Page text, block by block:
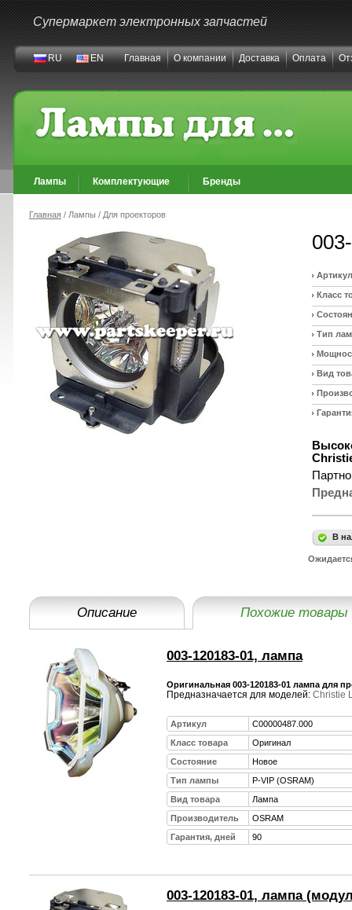
Супермаркет электронных запчастей
RU EN Главная О компании Доставка Оплата
Лампы Комплектующие Бренды
Главная / Лампы / Для проекторов
Класс
Тип
Вид
В
Описание Похожие товары
003-120183-01, лампа
Оригинальная 003-120183-01 лампа для
Предназначается для моделей: Christie
Артикул
C00000487.000
Класс товара
Оригинал
Состояние
Новое
Тип лампы
P-VIP (OSRAM)
Вид товара
Лампа
Производитель
OSRAM
Гарантия, дней
90
003-120183-01, лампа